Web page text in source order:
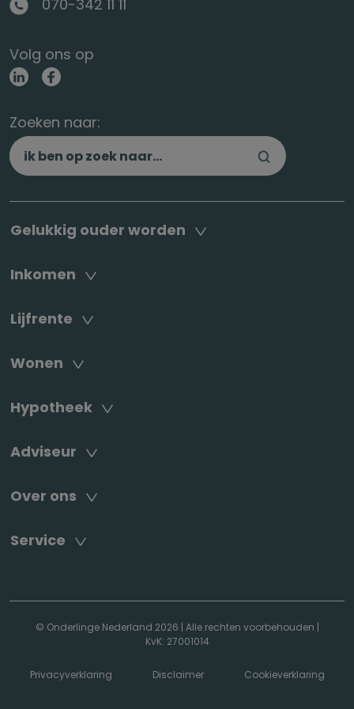
070-342 11 11
Volg ons op
Zoeken naar:
Gelukkig ouder worden
Inkomen
Lijfrente
Wonen
Hypotheek
Adviseur
Over ons
Service
© Onderlinge Nederland 2026 | Alle rechten voorbehouden |
KvK: 27001014
Privacyverklaring Disclaimer Cookieverklaring